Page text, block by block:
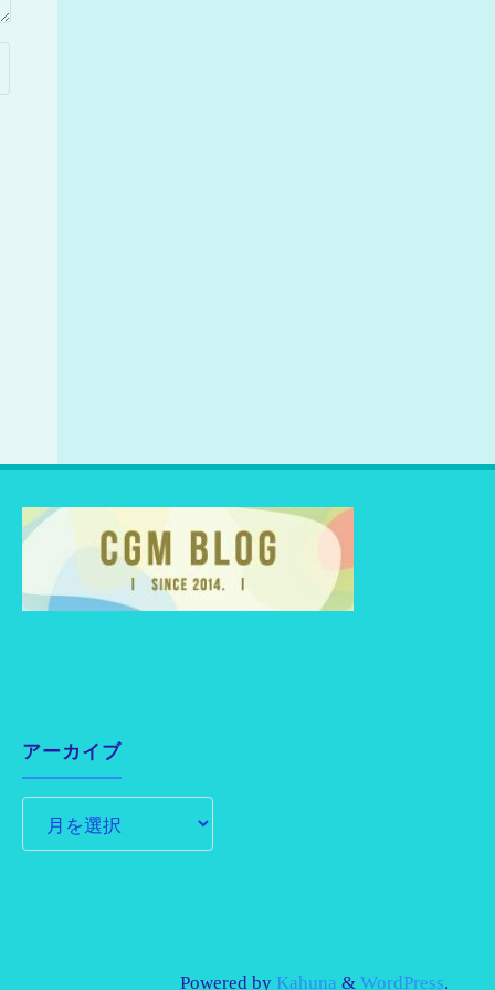
アーカイブ
Powered byKahuna & WordPress.